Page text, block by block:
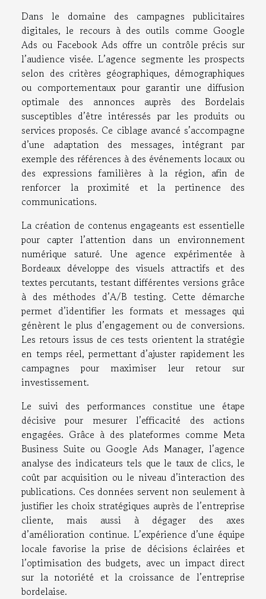
Dans le domaine des campagnes publicitaires
digitales, le recours à des outils comme Google
Ads ou Facebook Ads offre un contrôle précis sur
l’audience visée. L’agence segmente les prospects
selon des critères géographiques, démographiques
ou comportementaux pour garantir une diffusion
optimale des annonces auprès des Bordelais
susceptibles d’être intéressés par les produits ou
services proposés. Ce ciblage avancé s’accompagne
d’une adaptation des messages, intégrant par
exemple des références à des événements locaux ou
des expressions familières à la région, afin de
renforcer la proximité et la pertinence des
communications.
La création de contenus engageants est essentielle
pour capter l’attention dans un environnement
numérique saturé. Une agence expérimentée à
Bordeaux développe des visuels attractifs et des
textes percutants, testant différentes versions grâce
à des méthodes d’A/B testing. Cette démarche
permet d’identifier les formats et messages qui
génèrent le plus d’engagement ou de conversions.
Les retours issus de ces tests orientent la stratégie
en temps réel, permettant d’ajuster rapidement les
campagnes pour maximiser leur retour sur
investissement.
Le suivi des performances constitue une étape
décisive pour mesurer l’efficacité des actions
engagées. Grâce à des plateformes comme Meta
Business Suite ou Google Ads Manager, l’agence
analyse des indicateurs tels que le taux de clics, le
coût par acquisition ou le niveau d’interaction des
publications. Ces données servent non seulement à
justifier les choix stratégiques auprès de l’entreprise
cliente, mais aussi à dégager des axes
d’amélioration continue. L’expérience d’une équipe
locale favorise la prise de décisions éclairées et
l’optimisation des budgets, avec un impact direct
sur la notoriété et la croissance de l’entreprise
bordelaise.